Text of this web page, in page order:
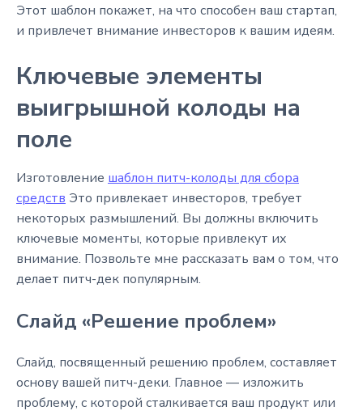
Этот шаблон покажет, на что способен ваш стартап,
и привлечет внимание инвесторов к вашим идеям.
Ключевые элементы
выигрышной колоды на
поле
Изготовление шаблон питч-колоды для сбора
средств Это привлекает инвесторов, требует
некоторых размышлений. Вы должны включить
ключевые моменты, которые привлекут их
внимание. Позвольте мне рассказать вам о том, что
делает питч-дек популярным.
Слайд «Решение проблем»
Слайд, посвященный решению проблем, составляет
основу вашей питч-деки. Главное — изложить
проблему, с которой сталкивается ваш продукт или